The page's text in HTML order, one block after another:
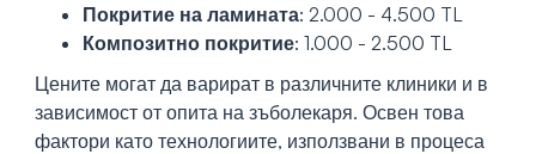
Покритие на ламината: 2.000 - 4.500 TL
Композитно покритие: 1.000 - 2.500 TL
Цените могат да варират в различните клиники и в
зависимост от опита на зъболекаря. Освен това
фактори като технологиите, използвани в процеса